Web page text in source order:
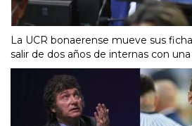
La UCR bonaerense mueve sus
salir de dos años de internas con